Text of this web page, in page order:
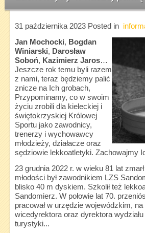
31 października 2023Posted in
Jan Mochocki, Bogdan
Winiarski, Darosław
Soboń, Kazimierz Jaros…
Jeszcze rok temu byli razem
z nami, teraz będziemy palić
znicze na Ich grobach,
Przypominamy, co w swoim
życiu zrobili dla kieleckiej i
świętokrzyskiej Królowej
Sportu jako zawodnicy,
trenerzy i wychowawcy
młodzieży, działacze oraz
sędziowie lekkoatletyki. Zachowajmy
23 grudnia 2022 r. w wieku 81 lat zmarł
młodości był zawodnikiem LZS
blisko 40 m dyskiem. Szkolił też
Sandomierz. W połowie lat 70.
pracował w urzędzie wojewódzkim,
wicedyrektora oraz dyrektora
turystyki...